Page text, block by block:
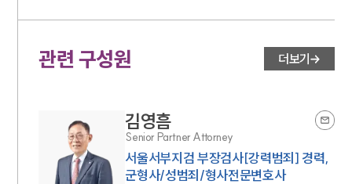
관련 구성원 더보기
김영흠
Senior Partner Attorney
서울서부지검 부장검사[강력범죄] 경력,
군형사/성범죄/형사전문변호사